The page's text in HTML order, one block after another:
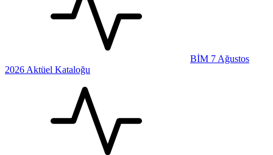
BİM 7 Ağustos
2026 Aktüel Kataloğu